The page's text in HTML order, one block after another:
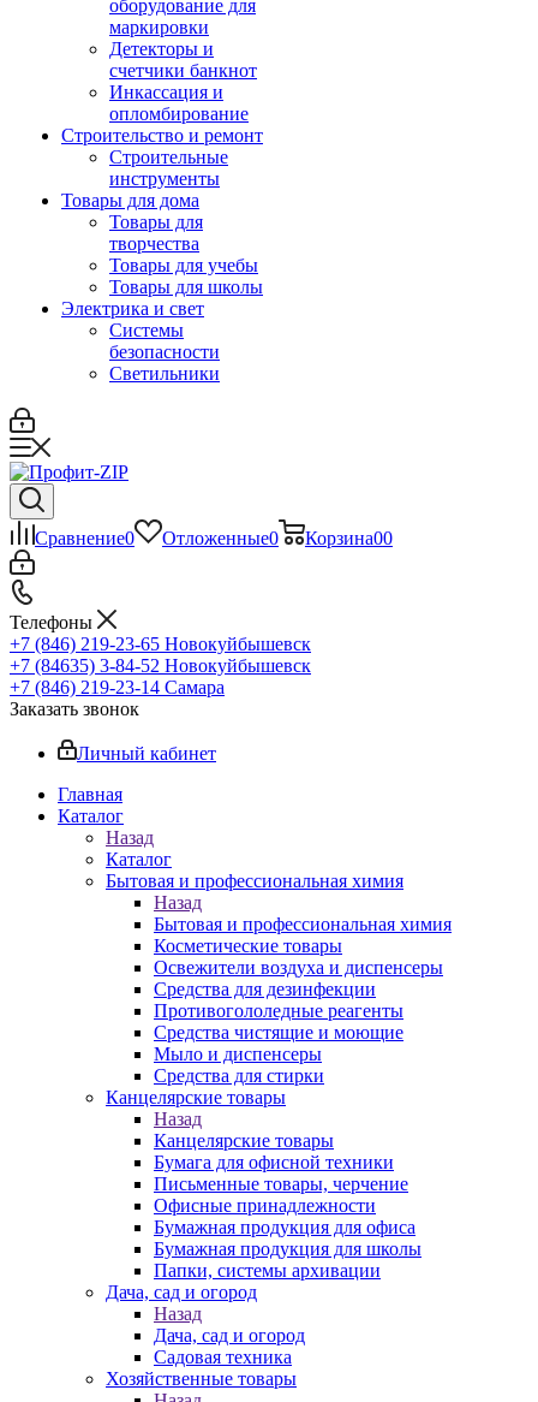
оборудование для
маркировки
Детекторы и
счетчики банкнот
Инкассация и
опломбирование
Строительство и ремонт
Строительные
инструменты
Товары для дома
Товары для
творчества
Товары для учебы
Товары для школы
Электрика и свет
Системы
безопасности
Светильники
Сравнение0 Отложенные0 Корзина00
Телефоны
+7 (846) 219-23-65 Новокуйбышевск
+7 (84635) 3-84-52 Новокуйбышевск
+7 (846) 219-23-14 Самара
Заказать звонок
Личный кабинет
Главная
Каталог
Назад
Каталог
Бытовая и профессиональная химия
Назад
Бытовая и профессиональная химия
Косметические товары
Освежители воздуха и диспенсеры
Средства для дезинфекции
Противогололедные реагенты
Средства чистящие и моющие
Мыло и диспенсеры
Средства для стирки
Канцелярские товары
Назад
Канцелярские товары
Бумага для офисной техники
Письменные товары, черчение
Офисные принадлежности
Бумажная продукция для офиса
Бумажная продукция для школы
Папки, системы архивации
Дача, сад и огород
Назад
Дача, сад и огород
Садовая техника
Хозяйственные товары